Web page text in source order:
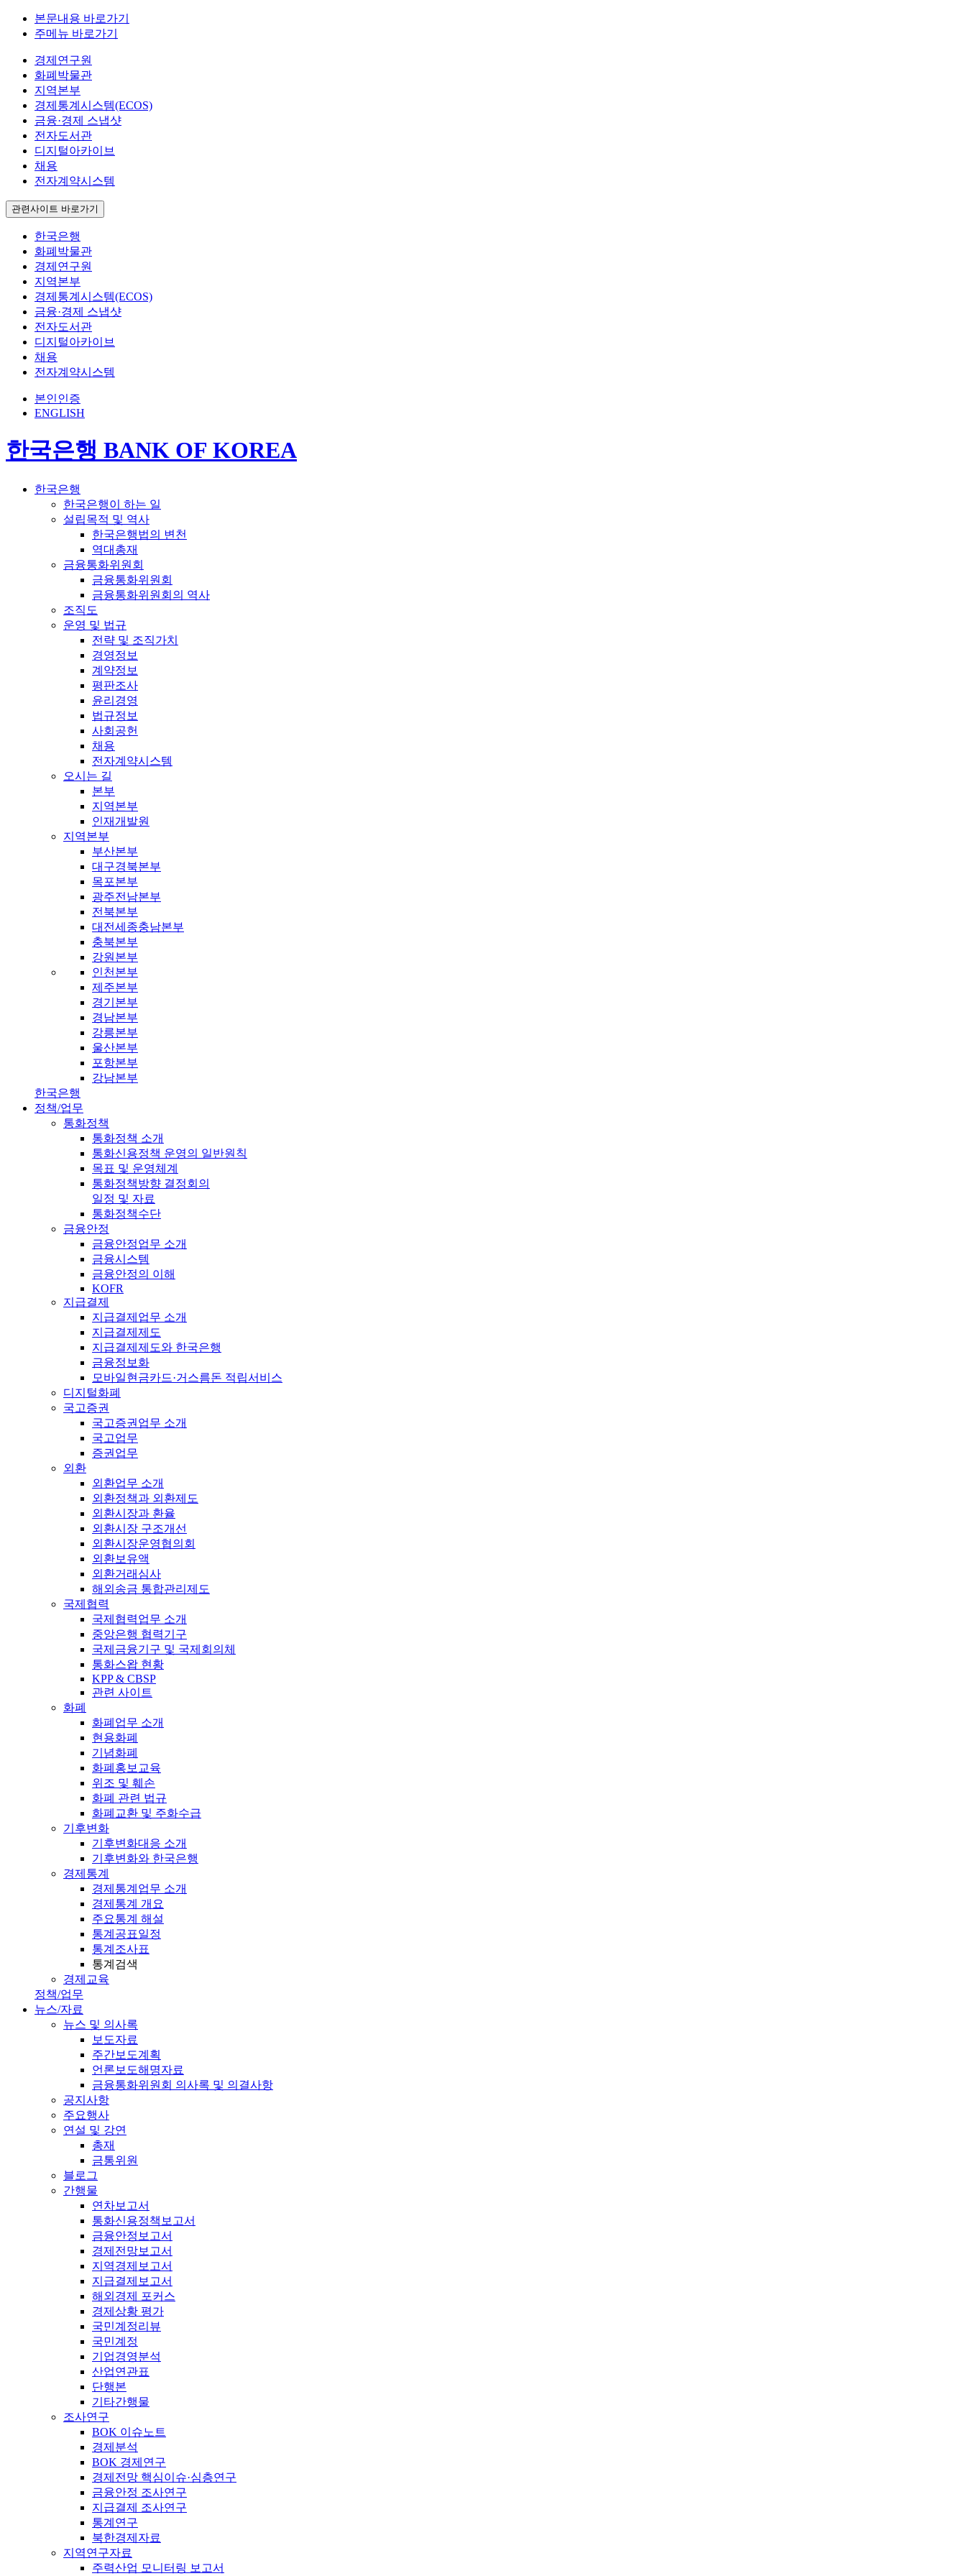
본문내용 바로가기
주메뉴 바로가기
경제연구원
화폐박물관
지역본부
경제통계시스템(ECOS)
금융·경제 스냅샷
전자도서관
디지털아카이브
채용
전자계약시스템
관련사이트 바로가기
한국은행
화폐박물관
경제연구원
지역본부
경제통계시스템(ECOS)
금융·경제 스냅샷
전자도서관
디지털아카이브
채용
전자계약시스템
본인인증
ENGLISH
한국은행 BANK OF KOREA
한국은행
한국은행이 하는 일
설립목적 및 역사
한국은행법의 변천
역대총재
금융통화위원회
금융통화위원회
금융통화위원회의 역사
조직도
운영 및 법규
전략 및 조직가치
경영정보
계약정보
평판조사
윤리경영
법규정보
사회공헌
채용
전자계약시스템
오시는 길
본부
지역본부
인재개발원
지역본부
부산본부
대구경북본부
목포본부
광주전남본부
전북본부
대전세종충남본부
충북본부
강원본부
인천본부
제주본부
경기본부
경남본부
강릉본부
울산본부
포항본부
강남본부
한국은행
정책/업무
통화정책
통화정책 소개
통화신용정책 운영의 일반원칙
목표 및 운영체계
통화정책방향 결정회의
일정 및 자료
통화정책수단
금융안정
금융안정업무 소개
금융시스템
금융안정의 이해
KOFR
지급결제
지급결제업무 소개
지급결제제도
지급결제제도와 한국은행
금융정보화
모바일현금카드·거스름돈 적립서비스
디지털화폐
국고증권
국고증권업무 소개
국고업무
증권업무
외환
외환업무 소개
외환정책과 외환제도
외환시장과 환율
외환시장 구조개선
외환시장운영협의회
외환보유액
외환거래심사
해외송금 통합관리제도
국제협력
국제협력업무 소개
중앙은행 협력기구
국제금융기구 및 국제회의체
통화스왑 현황
KPP & CBSP
관련 사이트
화폐
화폐업무 소개
현용화폐
기념화폐
화폐홍보교육
위조 및 훼손
화폐 관련 법규
화폐교환 및 주화수급
기후변화
기후변화대응 소개
기후변화와 한국은행
경제통계
경제통계업무 소개
경제통계 개요
주요통계 해설
통계공표일정
통계조사표
통계검색
경제교육
정책/업무
뉴스/자료
뉴스 및 의사록
보도자료
주간보도계획
언론보도해명자료
금융통화위원회 의사록 및 의결사항
공지사항
주요행사
연설 및 강연
총재
금통위원
블로그
간행물
연차보고서
통화신용정책보고서
금융안정보고서
경제전망보고서
지역경제보고서
지급결제보고서
해외경제 포커스
경제상황 평가
국민계정리뷰
국민계정
기업경영분석
산업연관표
단행본
기타간행물
조사연구
BOK 이슈노트
경제분석
BOK 경제연구
경제전망 핵심이슈·심층연구
금융안정 조사연구
지급결제 조사연구
통계연구
북한경제자료
지역연구자료
주력산업 모니터링 보고서